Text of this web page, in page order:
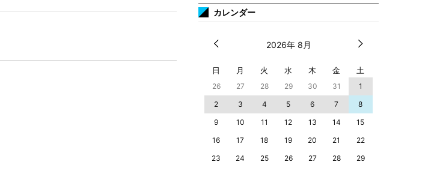
カレンダー
2026年 8月
日 月 火 水 木 金 土
26 27 28 29 30 31
1
2
3 4 5 6 7
8
9
10 11 12 13 14
15
16
17 18 19 20 21
22
23
24 25 26 27 28
29